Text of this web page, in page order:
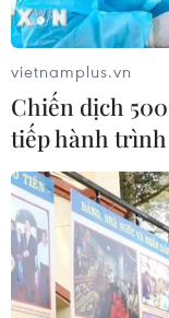
Cố vấn Hàn
thể diễn ra
17/04/2019 09:40
Ông Moon
tới Nhật Bản của
vietnamplus.vn
Chiến dịch
tiếp hành trình